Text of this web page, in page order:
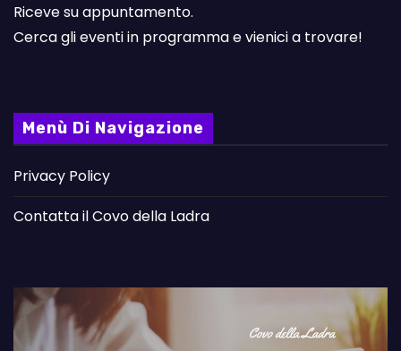
Riceve su appuntamento.
Cerca gli eventi in programma e vienici a trovare!
Menù Di Navigazione
Privacy Policy
Contatta il Covo della Ladra